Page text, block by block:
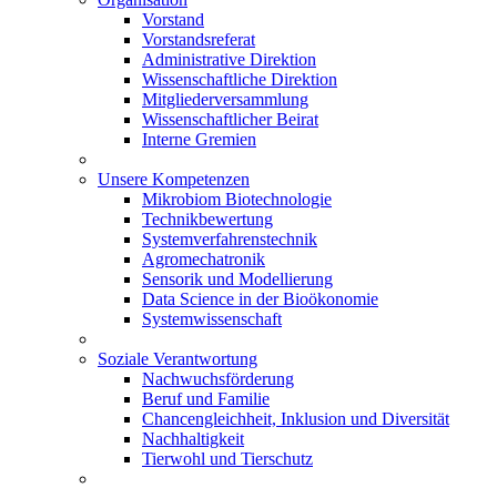
Vorstand
Vorstandsreferat
Administrative Direktion
Wissenschaftliche Direktion
Mitgliederversammlung
Wissenschaftlicher Beirat
Interne Gremien
Unsere Kompetenzen
Mikrobiom Biotechnologie
Technikbewertung
Systemverfahrenstechnik
Agromechatronik
Sensorik und Modellierung
Data Science in der Bioökonomie
Systemwissenschaft
Soziale Verantwortung
Nachwuchsförderung
Beruf und Familie
Chancengleichheit, Inklusion und Diversität
Nachhaltigkeit
Tierwohl und Tierschutz